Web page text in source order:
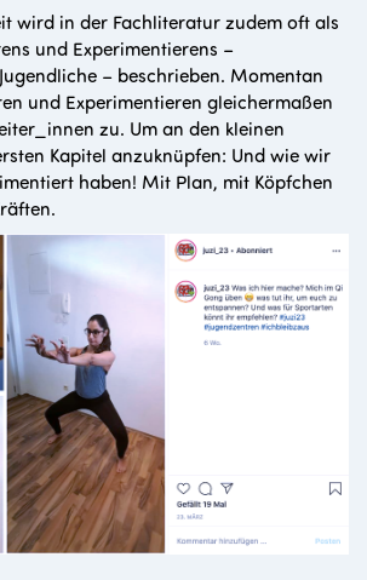
wird in der Fachliteratur zudem oft als
und Experimentierens –
– beschrieben. Momentan
und Experimentieren gleichermaßen
zu. Um an den kleinen
Kapitel anzuknüpfen: Und wie wir
haben! Mit Plan, mit Köpfchen